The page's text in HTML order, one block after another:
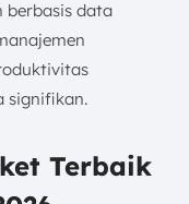
berbasis data
signifikan.
Terbaik